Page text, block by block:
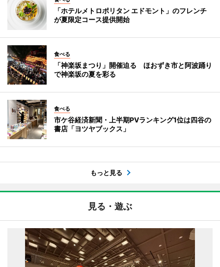
「ホテルメトロポリタン エドモント」のフレンチ
が夏限定コース提供開始
食べる
「神楽坂まつり」開催迫る ほおずき市と阿波踊り
で神楽坂の夏を彩る
食べる
市ケ谷経済新聞・上半期PVランキング1位は四谷の
書店「ヨツヤブックス」
もっと見る
見る・遊ぶ